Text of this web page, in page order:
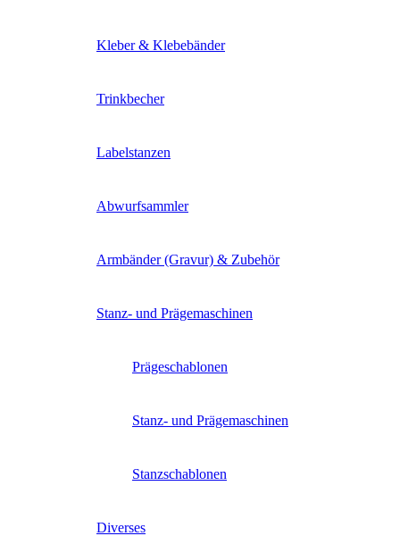
Kleber & Klebebänder
Trinkbecher
Labelstanzen
Abwurfsammler
Armbänder (Gravur) & Zubehör
Stanz- und Prägemaschinen
Prägeschablonen
Stanz- und Prägemaschinen
Stanzschablonen
Diverses